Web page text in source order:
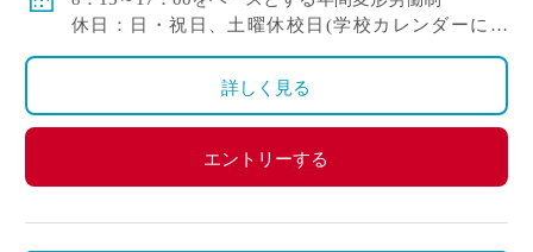
休日：日・祝日、土曜休校日(学校カレンダーによ
詳しく見る
エントリーする